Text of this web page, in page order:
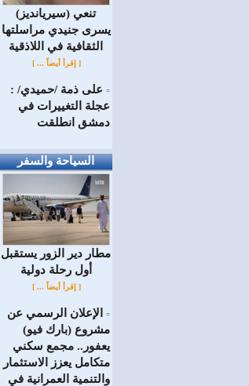
(سيريانديز) تنعي
يسرى جنيدي مراسلتها
الثقافية في اللاذقية
[ إقرأ أيضاً ... ]
= على ذمة /حميدي/ :
عجلة التغييرات في
دمشق انطلقت
السياحة والسفر
مطار دير الزور يستقبل
أول رحلة دولية
[ إقرأ أيضاً ... ]
=
الإعلان الرسمي عن
مشروع (بارك فيو)
يعفور.. مجمع سكني
متكامل يعزز الاستثمار
والتنمية العمرانية في